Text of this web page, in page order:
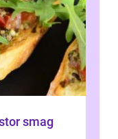
stor smag